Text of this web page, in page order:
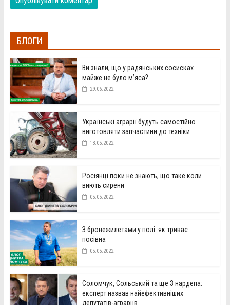
БЛОГИ
Ви знали, що у радянських сосисках
майже не було м’яса?
29.06.2022
Українські аграрії будуть самостійно
виготовляти запчастини до техніки
13.05.2022
Росіянці поки не знають, що таке коли
виють сирени
05.05.2022
З бронежилетами у полі: як триває
посівна
05.05.2022
Соломчук, Сольський та ще 3 нардепа:
експерт назвав найефективніших
депутатів-аграріїв